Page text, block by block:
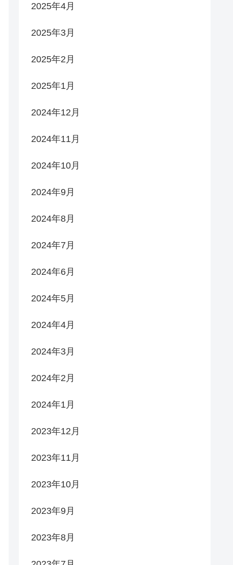
2025年4月
2025年3月
2025年2月
2025年1月
2024年12月
2024年11月
2024年10月
2024年9月
2024年8月
2024年7月
2024年6月
2024年5月
2024年4月
2024年3月
2024年2月
2024年1月
2023年12月
2023年11月
2023年10月
2023年9月
2023年8月